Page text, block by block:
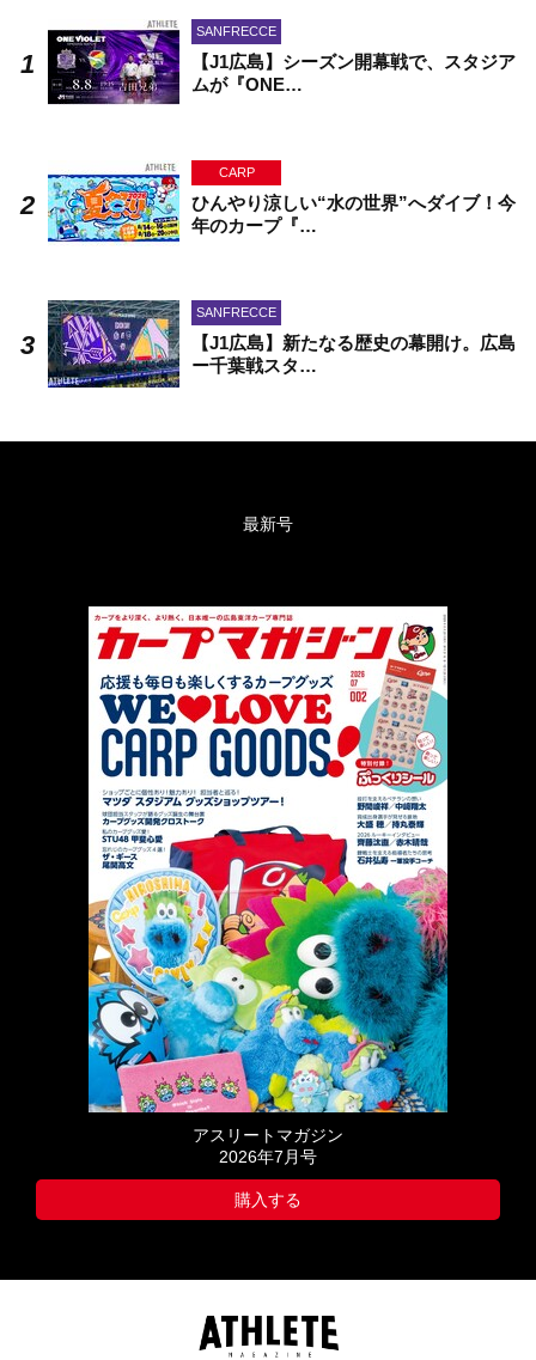
SANFRECCE
【J1広島】シーズン開幕戦で、スタジア
ムが『ONE…
CARP
ひんやり涼しい“水の世界”へダイブ！今
年のカープ『…
SANFRECCE
【J1広島】新たなる歴史の幕開け。広島
ー千葉戦スタ…
最新号
アスリートマガジン
2026年7月号
購入する